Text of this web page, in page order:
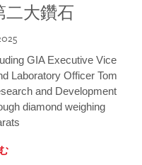
二大鑽石
GIA Executive Vice
Laboratory Officer Tom
and Development
diamond weighing